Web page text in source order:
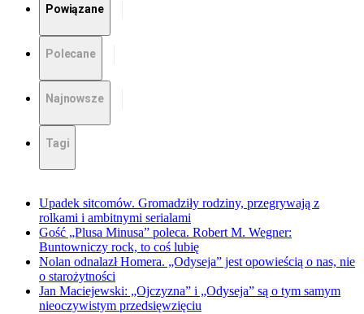
Powiązane
Polecane
Najnowsze
Tagi
Upadek sitcomów. Gromadziły rodziny, przegrywają z
rolkami i ambitnymi serialami
Gość „Plusa Minusa” poleca. Robert M. Wegner:
Buntowniczy rock, to coś lubię
Nolan odnalazł Homera. „Odyseja” jest opowieścią o nas, nie
o starożytności
Jan Maciejewski: „Ojczyzna” i „Odyseja” są o tym samym
nieoczywistym przedsięwzięciu